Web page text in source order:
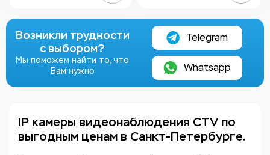
Возникли трудности
с выбором?
Мы поможем найти то, что
Вам нужно
Telegram
Whatsapp
IP камеры видеонаблюдения CTV по
выгодным ценам в Санкт-Петербурге.